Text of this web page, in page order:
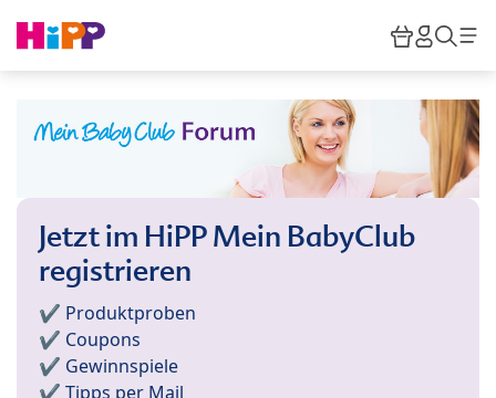
HiPP
Jetzt im HiPP Mein BabyClub
registrieren
✔️ Produktproben
✔️ Coupons
✔️ Gewinnspiele
✔️ Tipps per Mail